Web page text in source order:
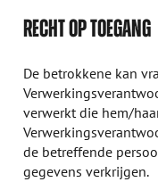
RECHT OP TOEGANG
De betrokkene kan
verwerkt die hem/
de betreffende
gegevens verkrijgen.